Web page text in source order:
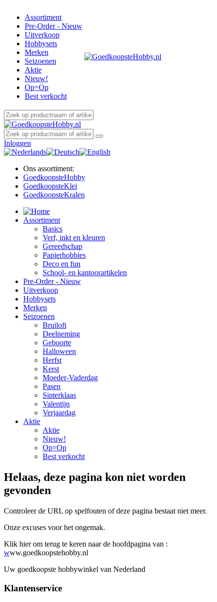
Assortiment
Pre-Order - Nieuw
Uitverkoop
Hobbysets
Merken
Seizoenen
Aktie
Nieuw!
Op=Op
Best verkocht
Inloggen
Ons assortiment:
GoedkoopsteHobby
GoedkoopsteKlei
GoedkoopsteKralen
Assortiment
Basics
Verf, inkt en kleuren
Gereedschap
Papierhobbies
Deco en fun
School- en kantoorartikelen
Pre-Order - Nieuw
Uitverkoop
Hobbysets
Merken
Seizoenen
Bruiloft
Deelneming
Geboorte
Halloween
Herfst
Kerst
Moeder-Vaderdag
Pasen
Sinterklaas
Valentijn
Verjaardag
Aktie
Aktie
Nieuw!
Op=Op
Best verkocht
Helaas, deze pagina kon niet worden
gevonden
Controleer de URL op spelfouten of deze pagina bestaat niet meer.
Onze excuses voor het ongemak.
Klik hier om terug te keren naar de hoofdpagina van :
www.goedkoopstehobby.nl
Uw goedkoopste hobbywinkel van Nederland
Klantenservice